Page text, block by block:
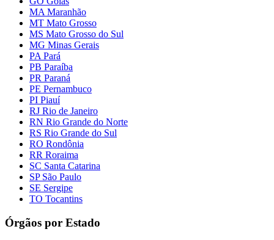
MA Maranhão
MT Mato Grosso
MS Mato Grosso do Sul
MG Minas Gerais
PA Pará
PB Paraíba
PR Paraná
PE Pernambuco
PI Piauí
RJ Rio de Janeiro
RN Rio Grande do Norte
RS Rio Grande do Sul
RO Rondônia
RR Roraima
SC Santa Catarina
SP São Paulo
SE Sergipe
TO Tocantins
Órgãos por Estado